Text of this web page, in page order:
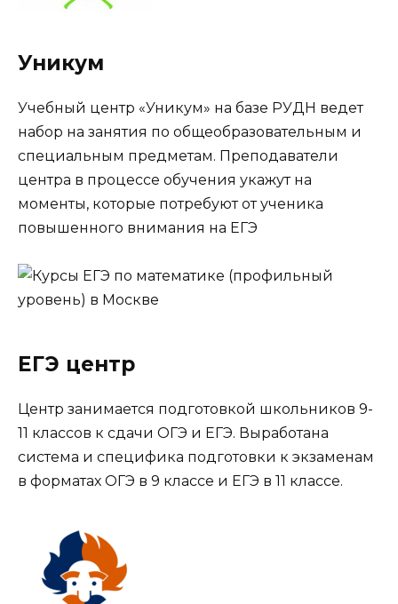
Уникум
Учебный центр «Уникум» на базе РУДН ведет
набор на занятия по общеобразовательным и
специальным предметам. Преподаватели
центра в процессе обучения укажут на
моменты, которые потребуют от ученика
повышенного внимания на ЕГЭ
ЕГЭ центр
Центр занимается подготовкой школьников 9-
11 классов к сдачи ОГЭ и ЕГЭ. Выработана
система и специфика подготовки к экзаменам
в форматах ОГЭ в 9 классе и ЕГЭ в 11 классе.